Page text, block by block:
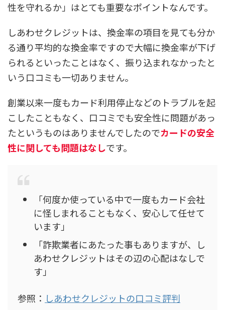
性を守れるか」はとても重要なポイントなんです。
しあわせクレジットは、換金率の項目を見ても分か
る通り平均的な換金率ですので大幅に換金率が下げ
られるといったことはなく、振り込まれなかったと
いう口コミも一切ありません。
創業以来一度もカード利用停止などのトラブルを起
こしたこともなく、口コミでも安全性に問題があっ
たというものはありませんでしたのでカードの安全
性に関しても問題はなしです。
「何度か使っている中で一度もカード会社
に怪しまれることもなく、安心して任せて
います」
「詐欺業者にあたった事もありますが、し
あわせクレジットはその辺の心配はなしで
す」
参照： しあわせクレジットの口コミ評判